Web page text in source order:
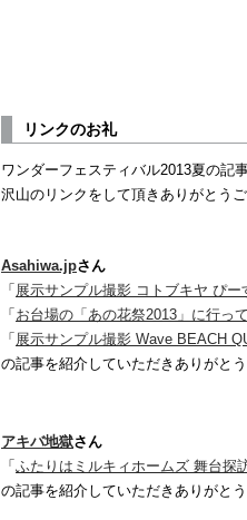
リンクのお礼
ワンダーフェスティバル2013夏の記
沢山のリンクをして頂きありがとう
Asahiwa.jpさん
「 展示サンプル撮影 コトブキヤ ぴ
「 お台場の「あの花祭2013」に行っ
「 展示サンプル撮影 Wave BEACH
の記事を紹介していただきありがと
アキバ地獄さん
「 ふたりはミルキィホームズ 舞台探
の記事を紹介していただきありがと